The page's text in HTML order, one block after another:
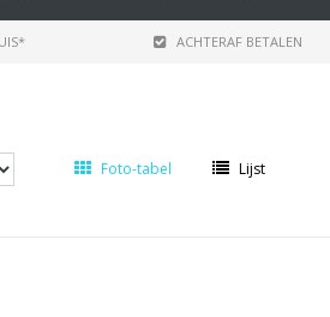
ACHTERAF BETALEN
Foto-tabel Lijst